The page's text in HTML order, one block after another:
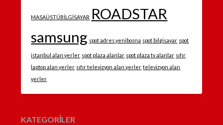
MASAÜSTÜBİLGİSAYAR ROADSTAR
samsung spot adres yenibosna spot bilgisayar spot
istanbul alan yerler spot plaza alanlar spot plaza tv alanlar sıfır
laptop alan yerler sıfır televizyon alan yerler televizyon alan
yerler
KATEGORILER